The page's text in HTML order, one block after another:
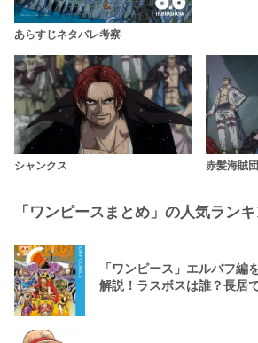
あらすじネタバレ考察
シャンクス 赤髪海賊団
「ワンピースまとめ」の人気ラン
「ワンピース」エルバフ編
解説！ラスボスは誰？長居